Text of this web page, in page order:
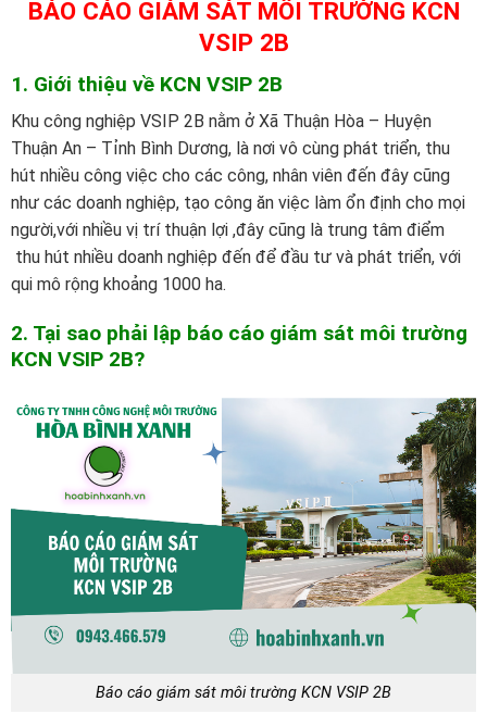
BÁO CÁO GIÁM SÁT MÔI TRƯỜNG KCN
VSIP 2B
1. Giới thiệu về KCN VSIP 2B
Khu công nghiệp VSIP 2B nằm ở Xã Thuận Hòa – Huyện
Thuận An – Tỉnh Bình Dương, là nơi vô cùng phát triển, thu
hút nhiều công việc cho các công, nhân viên đến đây cũng
như các doanh nghiệp, tạo công ăn việc làm ổn định cho mọi
người,với nhiều vị trí thuận lợi ,đây cũng là trung tâm điểm
thu hút nhiều doanh nghiệp đến để đầu tư và phát triển, với
qui mô rộng khoảng 1000 ha.
2. Tại sao phải lập báo cáo giám sát môi trường
KCN VSIP 2B?
Báo cáo giám sát môi trường KCN VSIP 2B